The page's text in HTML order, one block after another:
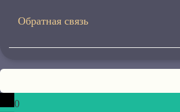
Обратная связь
0